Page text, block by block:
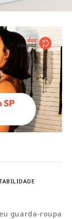
guarda-roupa